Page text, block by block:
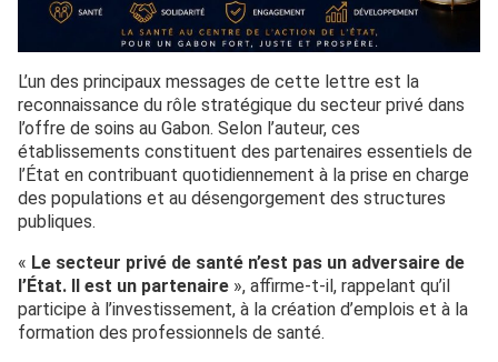
L’un des principaux messages de cette lettre est la
reconnaissance du rôle stratégique du secteur privé dans
l’offre de soins au Gabon. Selon l’auteur, ces
établissements constituent des partenaires essentiels de
l’État en contribuant quotidiennement à la prise en charge
des populations et au désengorgement des structures
publiques.
« Le secteur privé de santé n’est pas un adversaire de
l’État. Il est un partenaire », affirme-t-il, rappelant qu’il
participe à l’investissement, à la création d’emplois et à la
formation des professionnels de santé.